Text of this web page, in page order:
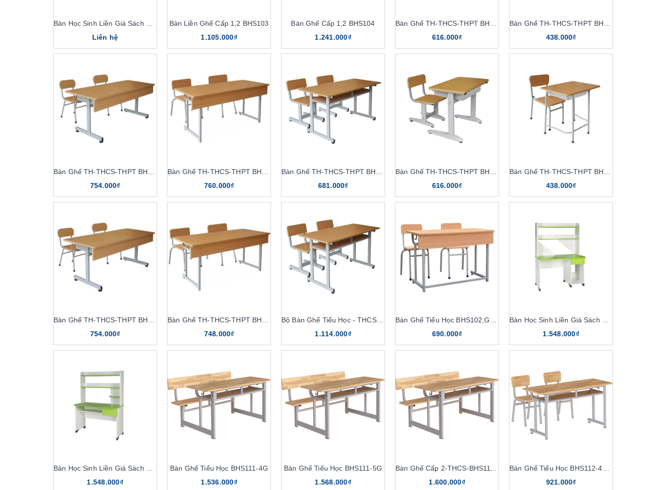
Bàn Học Sinh Liền Giá Sách BHS302
Liên hệ
Bàn Liền Ghế Cấp 1,2 BHS103
1.105.000₫
Bàn Ghế Cấp 1,2 BHS104
1.241.000₫
Bàn Ghế TH-THCS-THPT BHS106
616.000₫
Bàn Ghế TH-THCS-THPT BHS107
438.000₫
Bàn Ghế TH-THCS-THPT BHS108
754.000₫
Bàn Ghế TH-THCS-THPT BHS109
760.000₫
Bàn Ghế TH-THCS-THPT BHS110
681.000₫
Bàn Ghế TH-THCS-THPT BHS106HP
616.000₫
Bàn Ghế TH-THCS-THPT BHS107HP
438.000₫
Bàn Ghế TH-THCS-THPT BHS108HP
754.000₫
Bàn Ghế TH-THCS-THPT BHS109HP
748.000₫
Bộ Bàn Ghế Tiểu Học - THCS BHS110HP
1.114.000₫
Bàn Ghế Tiểu Học BHS102,GHS102
690.000₫
Bàn Học Sinh Liền Giá Sách BHS401
1.548.000₫
Bàn Học Sinh Liền Giá Sách BHS402
1.548.000₫
Bàn Ghế Tiểu Học BHS111-4G
1.536.000₫
Bàn Ghế Tiểu Học BHS111-5G
1.568.000₫
Bàn Ghế Cấp 2-THCS-BHS111-6G
1.600.000₫
Bàn Ghế Tiểu Học BHS112-4G,GHS112-4G
921.000₫